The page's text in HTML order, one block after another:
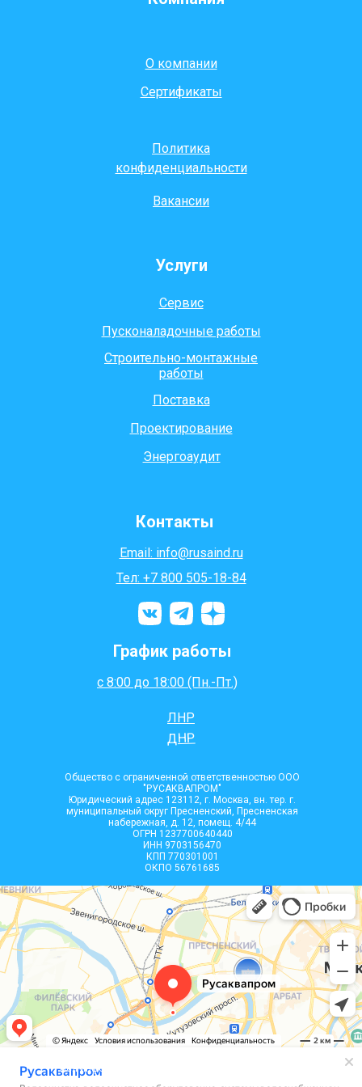
О компании
Сертификаты
Услуги
Проектирование
Контакты
Email: info@rusaind.ru
Тел: +7 800 505-18-84
Общество с ограниченной ответственностью ООО
"РУСАКВАПРОМ"
Юридический адрес 123112, г. Москва, вн. тер. г.
муниципальный округ Пресненский, Пресненская
набережная, д. 12, помещ. 4/44
ОГРН 1237700640440
ИНН 9703156470
КПП 770301001
ОКПО 56761685
Энергоаудит
Политика
конфиденциальности
Вся информация, размещенная на сайте, носит
информационный характер и не является
Поставка
Строительно-монтажные
работы
Пусконаладочные работы
Сервис
Вакансии
ДНР
ЛНР
с 8:00 до 18:00 (Пн.-Пт.)
График работы